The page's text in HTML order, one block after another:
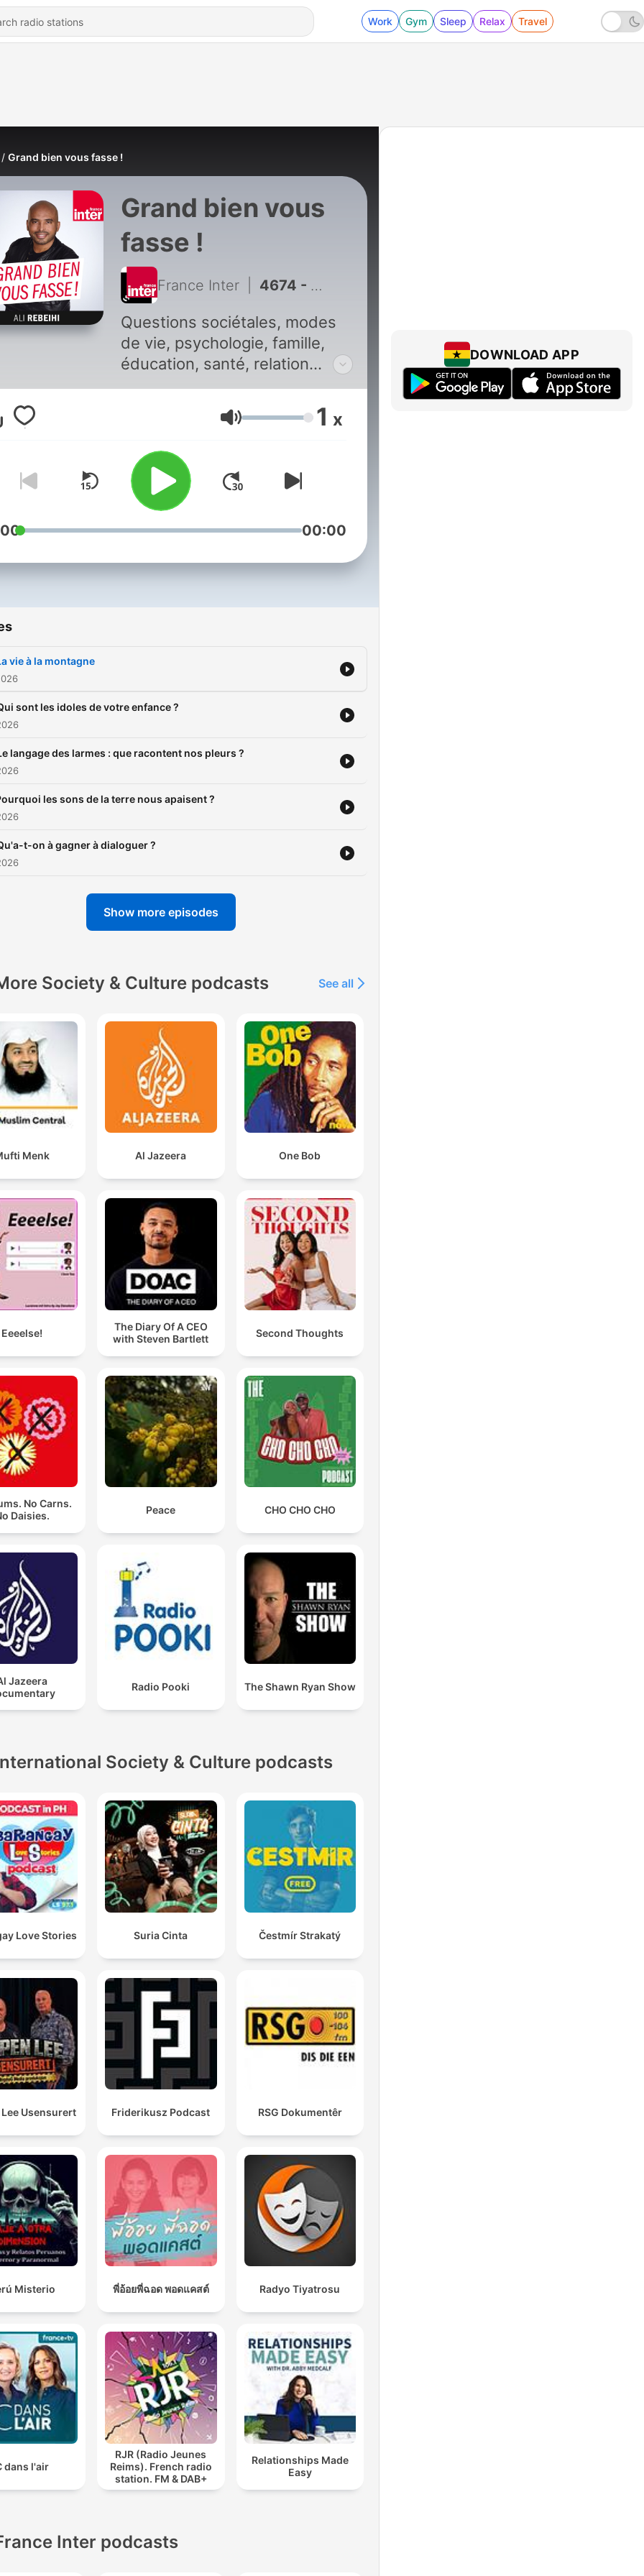
Work Gym Sleep Relax Travel
Grand bien vous fasse !
Grand bien vous
fasse !
France Inter 4674 - La vie à la montagne
Questions sociétales, modes
de vie, psychologie, famille,
éducation, santé, relation
amoureuse, sexualité... La vie
quotidienne à la sauce Inter
avec Ali Rebeihi Vous aimez ce
podcast ? Pour écouter tous
les épisodes sans limite,
rendez-vous sur
Radio France
Volume 1 x
00:00
vie à la montagne
sont les idoles de votre enfance ?
langage des larmes : que racontent nos pleurs ?
les sons de la terre nous apaisent ?
t-on à gagner à dialoguer ?
Show more episodes
Society & Culture podcasts See all
Menk Al Jazeera One Bob
Eeeelse!
The Diary Of A CEO
with Steven Bartlett
Second Thoughts
No Carns.
Daisies.
Peace CHO CHO CHO
Jazeera
Radio Pooki The Shawn Ryan Show
Society & Culture podcasts
Love Stories Suria Cinta Čestmír Strakatý
Usensurert Friderikusz Podcast RSG Dokumentêr
Misterio พี่อ้อยพี่ฉอด พอดแคสต์ Radyo Tiyatrosu
dans l'air
RJR (Radio Jeunes
Reims). French radio
station. FM & DAB+
Relationships Made
Easy
Inter podcasts
DOWNLOAD APP